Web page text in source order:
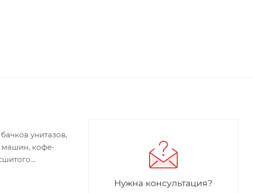
унитазов,
машин, кофе-
Нужна консультация?